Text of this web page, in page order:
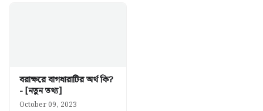
বরাক্ষরে বাগধারাটির অর্থ কি?
- [নতুন তথ্য]
October 09, 2023